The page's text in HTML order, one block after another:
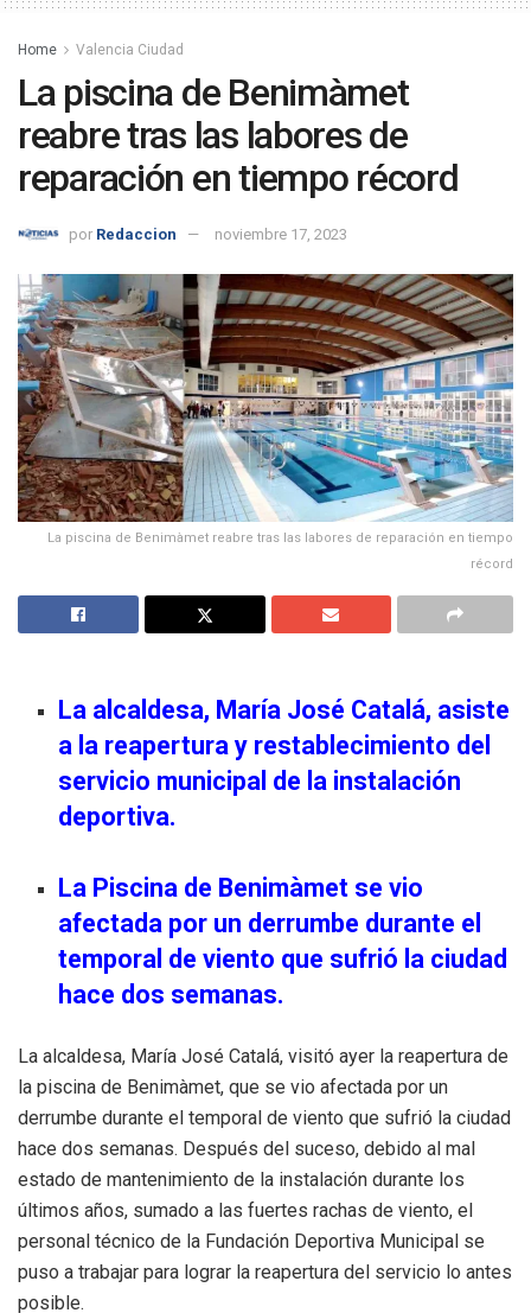
Home Valencia Ciudad
La piscina de Benimàmet
reabre tras las labores de
reparación en tiempo récord
por Redaccion noviembre 17, 2023
La piscina de Benimàmet reabre tras las labores de reparación en tiempo
récord
La alcaldesa, María José Catalá, asiste
a la reapertura y restablecimiento del
servicio municipal de la instalación
deportiva.
La Piscina de Benimàmet se vio
afectada por un derrumbe durante el
temporal de viento que sufrió la ciudad
hace dos semanas.
La alcaldesa, María José Catalá, visitó ayer la reapertura de
la piscina de Benimàmet, que se vio afectada por un
derrumbe durante el temporal de viento que sufrió la ciudad
hace dos semanas. Después del suceso, debido al mal
estado de mantenimiento de la instalación durante los
últimos años, sumado a las fuertes rachas de viento, el
personal técnico de la Fundación Deportiva Municipal se
puso a trabajar para lograr la reapertura del servicio lo antes
posible.